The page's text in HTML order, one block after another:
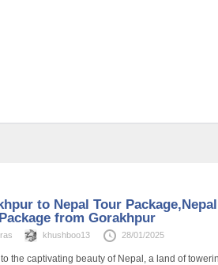
to Nepal Tour Package,Nepal
from Gorakhpur
khushboo13 28/01/2025
the captivating beauty of Nepal, a land of